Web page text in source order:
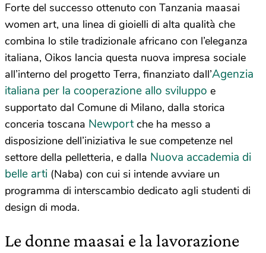
Forte del successo ottenuto con Tanzania maasai
women art, una linea di gioielli di alta qualità che
combina lo stile tradizionale africano con l’eleganza
italiana, Oikos lancia questa nuova impresa sociale
all’interno del progetto Terra, finanziato dall’Agenzia
italiana per la cooperazione allo sviluppo e
supportato dal Comune di Milano, dalla storica
conceria toscana Newportche ha messo a
disposizione dell’iniziativa le sue competenze nel
settore della pelletteria, e dalla Nuova accademia di
belle arti (Naba) con cui si intende avviare un
programma di interscambio dedicato agli studenti di
design di moda.
Le donne maasai e la lavorazione